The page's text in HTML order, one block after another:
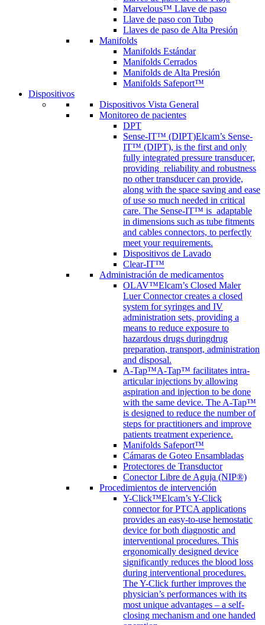
Marvelous™ Llave de paso
Llave de paso con Tubo
Llaves de paso de Alta Presión
Manifolds
Manifolds Estándar
Manifolds Cerrados
Manifolds de Alta Presión
Manifolds Safeport™
Dispositivos
Dispositivos Vista General
Monitoreo de pacientes
DPT
Sense-IT™ (DIPT)Elcam’s Sense-
IT™ (DIPT), is the first and only
fully integrated pressure transducer,
providing reliability and robustness
no other transducer can provide,
along with the space saving and ease
of use so much needed in critical
care. The Sense-IT™ is adaptable
in dimensions such as tube fitments
and cables connectors, to perfectly
meet your requirements.
Dispositivos de Lavado
Clear-IT™
Administración de medicamentos
OLAV™Elcam’s Closed Maler
Luer Connector creates a closed
system for syringes and IV
administration sets, providing a
means to reduce exposure to
hazardous drugs duringdrug
preparation, transport, administration
and disposal.
A-Tap™A-Tap™ facilitates intra-
articular injections by allowing
aspiration and injection to be done
with the same device. The A-Tap™
is designed to reduce the number of
steps for practitioners and improve
patients treatment experience.
Manifolds Safeport™
Cámaras de Goteo Ensambladas
Protectores de Transductor
Conector Libre de Aguja (NIP®)
Procedimientos de intervención
Y-Click™Elcam’s Y-Click
connector for PTCA applications
provides an easy-to-use hemostatic
device for both diagnostic and
interventional procedures. This
ergonomically designed device
significantly reduces the blood loss
during interventional procedures.
The Y-Click further improves the
physician’s performances with its
most unique advantages – a self-
closing mechanism and one handed